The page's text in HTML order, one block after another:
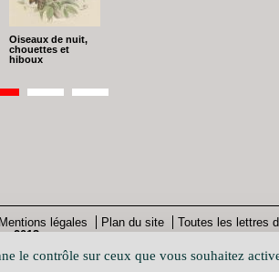
le contrôle sur ceux que vous souhaitez
Oiseaux de nuit,
chouettes et
hiboux
Page
2 Page
3
légales Plan du site
Toutes les lettres
- 2013